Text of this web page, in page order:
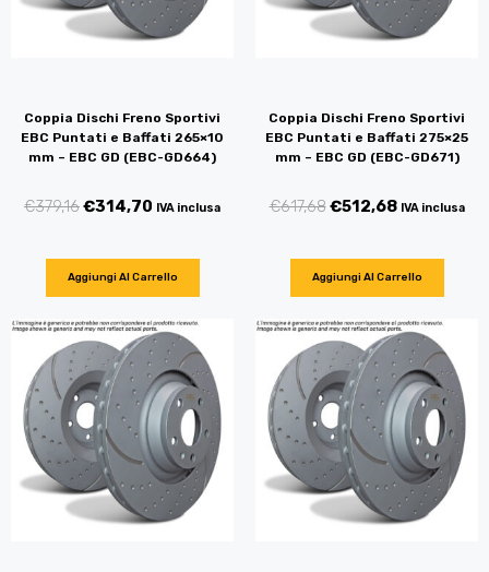
Coppia Dischi Freno Sportivi
EBC Puntati e Baffati 265×10
mm – EBC GD (EBC-GD664)
€379,16€314,70 IVA inclusa
Aggiungi Al Carrello
Coppia Dischi Freno Sportivi
EBC Puntati e Baffati 275×25
mm – EBC GD (EBC-GD671)
€617,68€512,68 IVA inclusa
Aggiungi Al Carrello